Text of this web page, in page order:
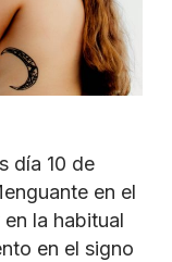
día 10 de
en el
la habitual
en el signo